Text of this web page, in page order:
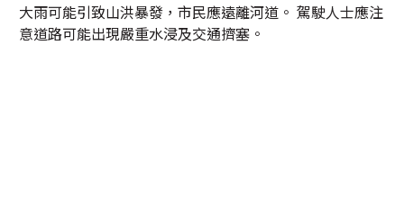
大雨可能引致山洪暴發，市民應遠離河道。 駕駛人士應注
意道路可能出現嚴重水浸及交通擠塞。